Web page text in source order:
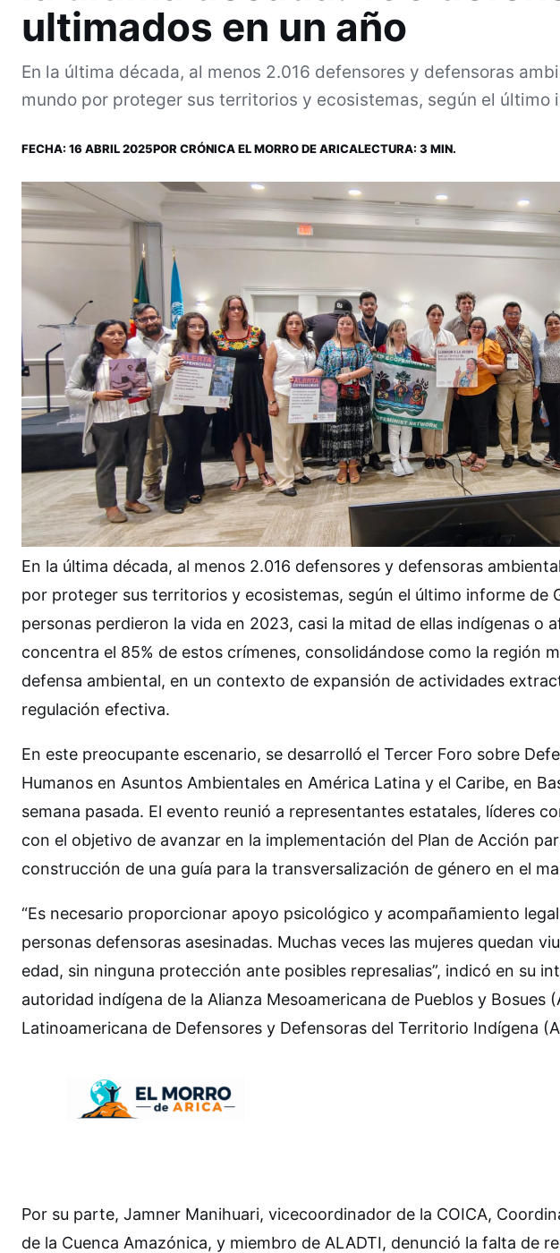
ultimados en un año
En la última década, al menos 2.016 defensores y defensoras
mundo por proteger sus territorios y ecosistemas, según el último
FECHA: 16 ABRIL 2025POR CRÓNICA EL MORRO DE ARICALECTURA: 3 MIN.
En la última década, al menos 2.016 defensores y defensoras
por proteger sus territorios y ecosistemas, según el último informe de
personas perdieron la vida en 2023, casi la mitad de ellas indígenas o
concentra el 85% de estos crímenes, consolidándose como la región
defensa ambiental, en un contexto de expansión de actividades
regulación efectiva.
En este preocupante escenario, se desarrolló el Tercer Foro sobre
Humanos en Asuntos Ambientales en América Latina y el Caribe, en
semana pasada. El evento reunió a representantes estatales, líderes
con el objetivo de avanzar en la implementación del Plan de Acción
construcción de una guía para la transversalización de género en el
“Es necesario proporcionar apoyo psicológico y acompañamiento
personas defensoras asesinadas. Muchas veces las mujeres quedan
edad, sin ninguna protección ante posibles represalias”, indicó en su
autoridad indígena de la Alianza Mesoamericana de Pueblos y Bosues
Latinoamericana de Defensores y Defensoras del Territorio Indígena
Por su parte, Jamner Manihuari, vicecoordinador de la COICA,
de la Cuenca Amazónica, y miembro de ALADTI, denunció la falta de